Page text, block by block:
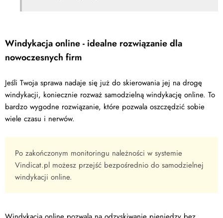
Windykacja online - idealne rozwiązanie dla
nowoczesnych firm
Jeśli Twoja sprawa nadaje się już do skierowania jej na drogę
windykacji, koniecznie rozważ samodzielną windykację online. To
bardzo wygodne rozwiązanie, które pozwala oszczędzić sobie
wiele czasu i nerwów.
Po zakończonym monitoringu należności w systemie
Vindicat.pl możesz przejść bezpośrednio do samodzielnej
windykacji online.